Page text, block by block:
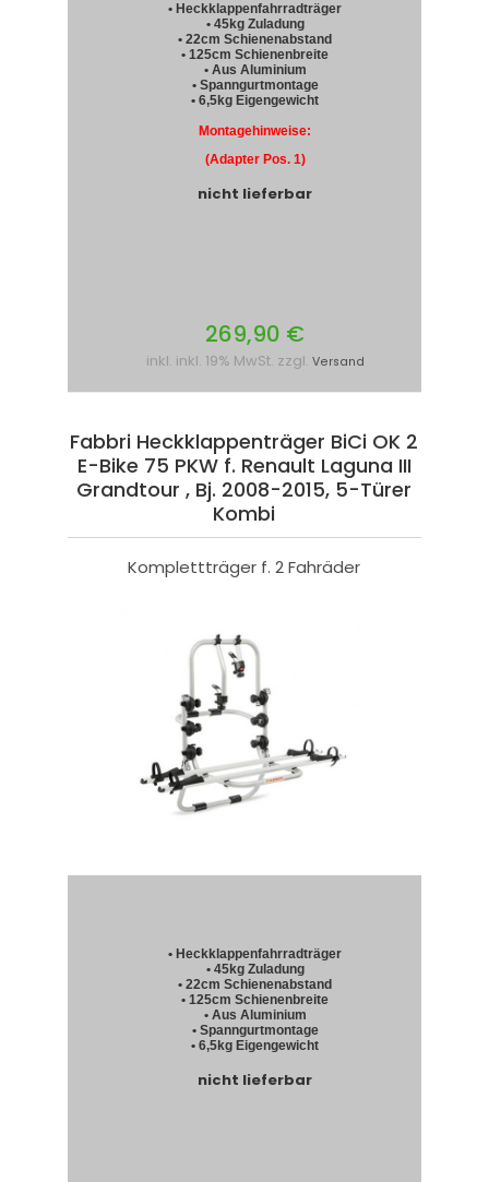
• Heckklappenfahrradträger
• 45kg Zuladung
• 22cm Schienenabstand
• 125cm Schienenbreite
• Aus Aluminium
• Spanngurtmontage
• 6,5kg Eigengewicht
Montagehinweise:
(Adapter Pos. 1)
nicht lieferbar
269,90 €
inkl. inkl. 19% MwSt. zzgl. Versand
Fabbri Heckklappenträger BiCi OK 2
E-Bike 75 PKW f. Renault Laguna III
Grandtour , Bj. 2008-2015, 5-Türer
Kombi
Komplettträger f. 2 Fahräder
• Heckklappenfahrradträger
• 45kg Zuladung
• 22cm Schienenabstand
• 125cm Schienenbreite
• Aus Aluminium
• Spanngurtmontage
• 6,5kg Eigengewicht
nicht lieferbar